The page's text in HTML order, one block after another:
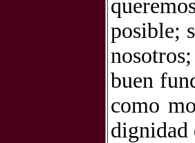
posible;
buen
como
dignidad